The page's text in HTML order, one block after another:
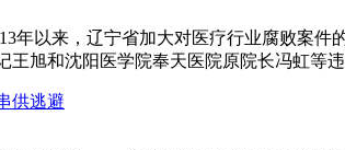
以来，辽宁省加大对医疗行业腐败案件的
王旭和沈阳医学院奉天医院原院长冯虹
供逃避